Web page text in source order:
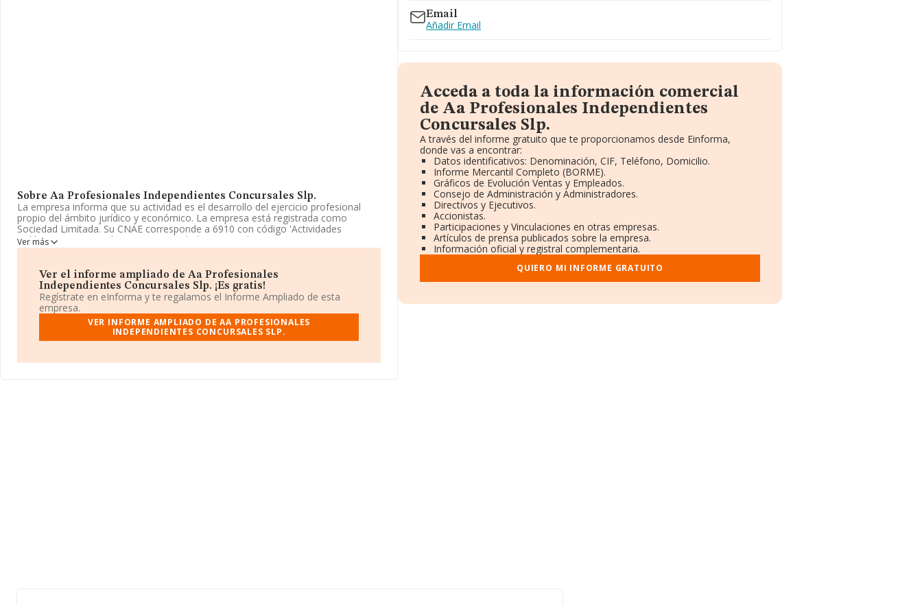
Sobre Aa Profesionales Independientes Concursales Slp.
La empresa informa que su actividad es el desarrollo del ejercicio profesional
propio del ámbito jurídico y económico. La empresa está registrada como
Sociedad Limitada. Su CNAE corresponde a 6910 con código 'Actividades
jurídicas'. La compañía no tiene actividad en mercados exteriores.
B88626882, se encuentra en Calle Velazquez núm. 27 Piso 1 Ext Iz, (28001), en el
municipio de Madrid, Madrid.
En base a la información de la que dispone INFORMA sobre 28.030 compañías, la
facturación en el ámbito nacional alcanza los 6.290 millones de euros y se calcula
un promedio de facturación de 224 mil euros entre todas las compañías. En
cuanto a la información relativa a la provincia de Madrid, en la base de datos de
millones de euros. Para aportar ulterior información de interés en el ámbito
Ver más
Ver el informe ampliado de Aa Profesionales
Independientes Concursales Slp. ¡Es gratis!
Regístrate en eInforma y te regalamos el Informe Ampliado de esta
empresa.
VER INFORME AMPLIADO DE AA PROFESIONALES
INDEPENDIENTES CONCURSALES SLP.
Email
Añadir Email
Acceda a toda la información comercial
de Aa Profesionales Independientes
Concursales Slp.
A través del informe gratuito que te proporcionamos desde Einforma,
donde vas a encontrar:
Datos identificativos: Denominación, CIF, Teléfono, Domicilio.
Informe Mercantil Completo (BORME).
Gráficos de Evolución Ventas y Empleados.
Consejo de Administración y Administradores.
Directivos y Ejecutivos.
Accionistas.
Participaciones y Vinculaciones en otras empresas.
Artículos de prensa publicados sobre la empresa.
Información oficial y registral complementaria.
QUIERO MI INFORME GRATUITO